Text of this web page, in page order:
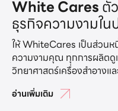
White Caresตั
ธุรกิจความงามใน
ให้ WhiteCares เป็นส่วนห
ความงามคุณ ทุกการผลิตดู
วิทยาศาสตร์เครื่องสำอางแ
อ่านเพิ่มเติม